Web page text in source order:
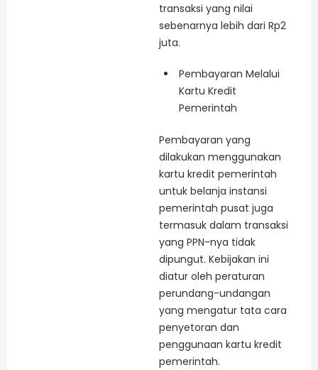
transaksi yang nilai
sebenarnya lebih dari Rp2
juta.
Pembayaran Melalui
Kartu Kredit
Pemerintah
Pembayaran yang
dilakukan menggunakan
kartu kredit pemerintah
untuk belanja instansi
pemerintah pusat juga
termasuk dalam transaksi
yang PPN-nya tidak
dipungut. Kebijakan ini
diatur oleh peraturan
perundang-undangan
yang mengatur tata cara
penyetoran dan
penggunaan kartu kredit
pemerintah.